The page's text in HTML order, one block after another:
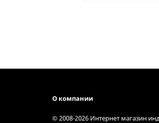
О компании
© 2008-2026 Интернет магазин